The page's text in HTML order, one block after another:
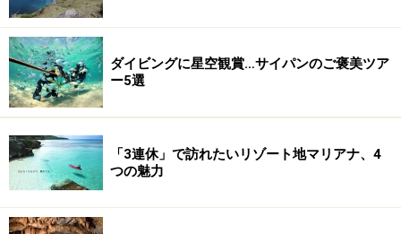
エデンの島、セーシェル。そう呼ばれるのは、楽園のよ
うな島の美しさだけが理由ではないのです。
メインは大きな3島と数軒の1島1リゾート
ダイビングに星空観賞…サイパンのご褒美ツア
ー5選
「3連休」で訪れたいリゾート地マリアナ、4
つの魅力